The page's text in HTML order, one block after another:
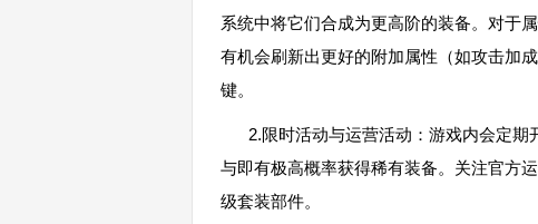
系统中将它们合成为更高阶的装备。对于
有机会刷新出更好的附加属性（如攻击加
键。
2.限时活动与运营活动：游戏内会定期
与即有极高概率获得稀有装备。关注官方
级套装部件。